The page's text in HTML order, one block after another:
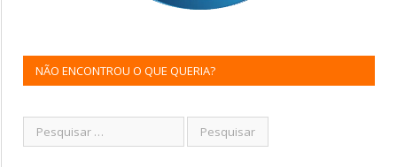
NÃO ENCONTROU O QUE QUERIA?